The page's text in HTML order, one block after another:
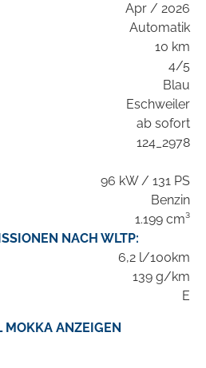
Apr / 2026
Automatik
10 km
4/5
Blau
Eschweiler
ab sofort
124_2978
96 kW / 131 PS
Benzin
1.199 cm³
NACH WLTP:
6,2 l/100km
139 g/km
E
MOKKA ANZEIGEN